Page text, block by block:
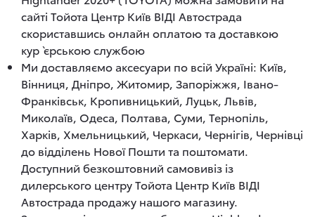
сайті Тойота Центр Київ ВІДІ Автострада
скориставшись онлайн оплатою та доставкою
кур`єрською службою
Ми доставляємо аксесуари по всій Україні: Київ,
Вінниця, Дніпро, Житомир, Запоріжжя, Івано-
Франківськ, Кропивницький, Луцьк, Львів,
Миколаїв, Одеса, Полтава, Суми, Тернопіль,
Харків, Хмельницький, Черкаси, Чернігів, Чернівці
до відділень Нової Пошти та поштомати.
Доступний безкоштовний самовивіз із
дилерського центру Тойота Центр Київ ВІДІ
Автострада продажу нашого магазину.